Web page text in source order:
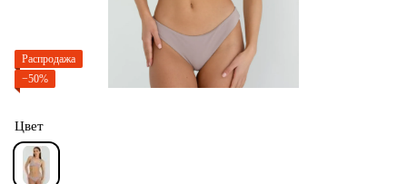
Распродажа
−50%
Цвет